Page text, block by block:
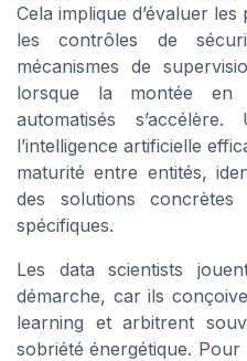
Cela implique d’évaluer
les contrôles de
mécanismes de
lorsque la montée en
automatisés
l’intelligence artificielle
maturité entre entités,
des solutions
spécifiques.
Les data scientists
démarche, car ils
learning et arbitrent
sobriété énergétique. Pour